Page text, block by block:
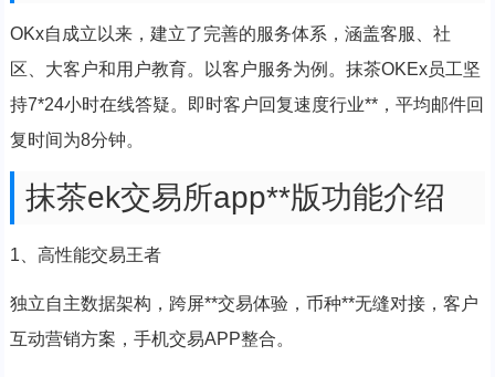
OKx自成立以来，建立了完善的服务体系，涵盖客服、社
区、大客户和用户教育。以客户服务为例。抹茶OKEx员工坚
持7*24小时在线答疑。即时客户回复速度行业**，平均邮件回
复时间为8分钟。
抹茶ek交易所app**版功能介绍
1、高性能交易王者
独立自主数据架构，跨屏**交易体验，币种**无缝对接，客户
互动营销方案，手机交易APP整合。